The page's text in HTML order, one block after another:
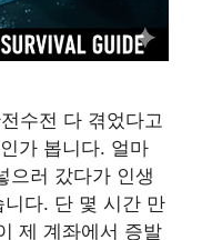
수전 다 겪었다고
가 봅니다. 얼마
으러 갔다가 인생
다. 단 몇 시간 만
제 계좌에서 증발